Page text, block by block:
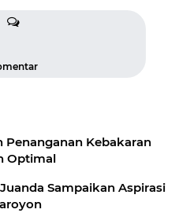
Penanganan Kebakaran
Optimal
Sampaikan Aspirasi